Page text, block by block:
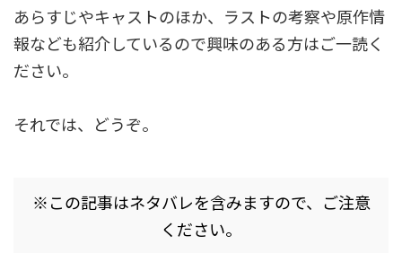
あらすじやキャストのほか、ラストの考察や原作情
報なども紹介しているので興味のある方はご一読く
ださい。
それでは、どうぞ。
※この記事はネタバレを含みますので、ご注意
ください。